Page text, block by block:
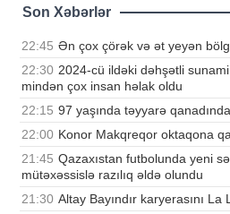
Son Xəbərlər
22:45 Ən çox çörək və ət yeyən
22:30 2024-cü ildəki dəhşətli
mindən çox insan həlak oldu
22:15 97 yaşında təyyarə
22:00 Konor Makqreqor oktaqona
21:45 Qazaxıstan futbolunda yeni
mütəxəssislə razılıq əldə olundu
21:30 Altay Bayındır karyerasını